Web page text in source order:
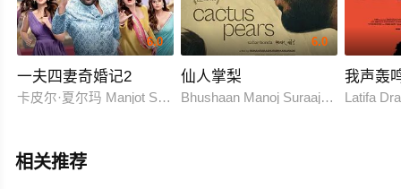
6.0
一夫四妻奇婚记2
卡皮尔·夏尔玛 Manjot Singh Hira Warina 特里妲·乔杜里 Paul
6.0
仙人掌梨
Bhushaan Manoj Suraaj Suman
我声轰
Latifa
相关推荐